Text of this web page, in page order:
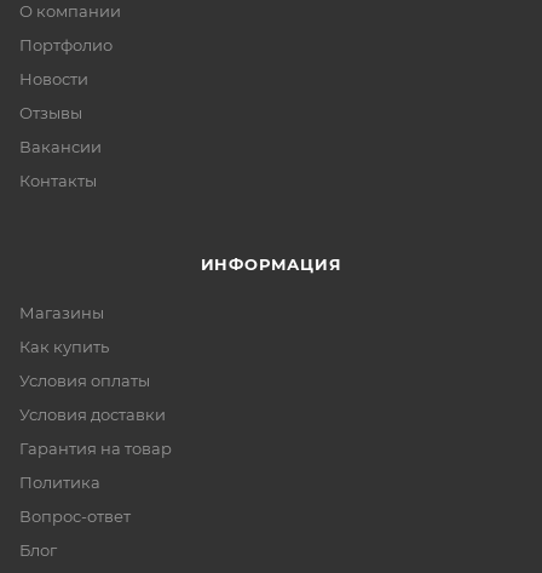
О компании
Портфолио
Новости
Отзывы
Вакансии
Контакты
ИНФОРМАЦИЯ
Магазины
Как купить
Условия оплаты
Условия доставки
Гарантия на товар
Политика
Вопрос-ответ
Блог